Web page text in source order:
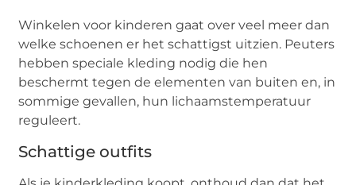
Winkelen voor kinderen gaat over veel meer dan
welke schoenen er het schattigst uitzien. Peuters
hebben speciale kleding nodig die hen
beschermt tegen de elementen van buiten en, in
sommige gevallen, hun lichaamstemperatuur
reguleert.
Schattige outfits